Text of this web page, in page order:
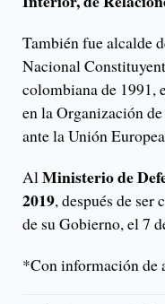
También fue alcalde
Nacional
colombiana de 1991,
en la Organización
ante la Unión
AlMinisterio de
2019, después de
de su Gobierno, el 7
*Con información de